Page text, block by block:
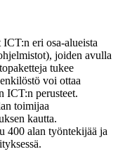
eri osa-alueista
joiden avulla
tukee
voi ottaa
ICT:n perusteet.
toimijaa
kautta.
400 alan työntekijää ja